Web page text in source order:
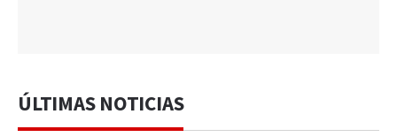
ÚLTIMAS NOTICIAS